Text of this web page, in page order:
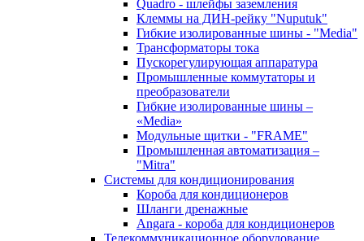
Quadro - шлейфы заземления
Клеммы на ДИН-рейку "Nuputuk"
Гибкие изолированные шины - "Media"
Трансформаторы тока
Пускорегулирующая аппаратура
Промышленные коммутаторы и
преобразователи
Гибкие изолированные шины –
«Media»
Модульные щитки - "FRAME"
Промышленная автоматизация –
"Mitra"
Системы для кондиционирования
Короба для кондиционеров
Шланги дренажные
Angara - короба для кондиционеров
Телекоммуникационное оборудование